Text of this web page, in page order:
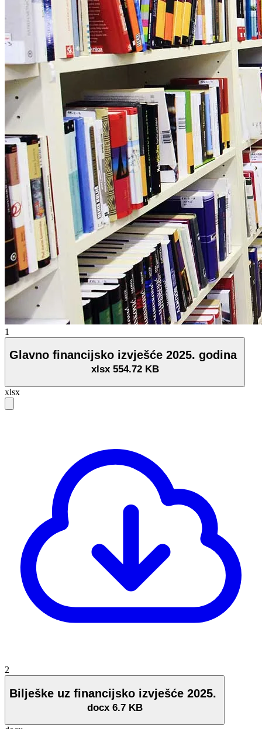
1
Glavno financijsko izvješće 2025. godina
xlsx 554.72 KB
xlsx
2
Bilješke uz financijsko izvješće 2025.
docx 6.7 KB